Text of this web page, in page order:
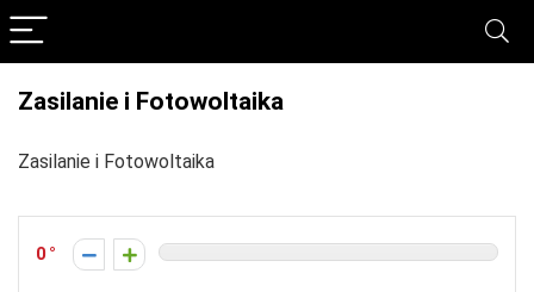
Zasilanie i Fotowoltaika
Zasilanie i Fotowoltaika
0